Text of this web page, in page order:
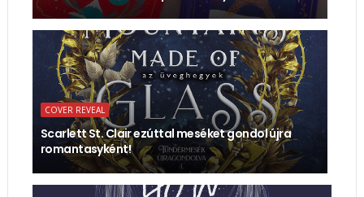
COVER REVEAL
Scarlett St. Clair ezúttal meséket gondol újra
romantasyként!